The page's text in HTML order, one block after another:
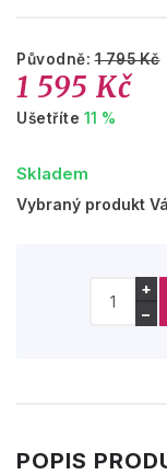
Původně:1 795 Kč
1 595 Kč
Ušetříte 11 %
Skladem
Vybraný produkt
+
−
POPIS